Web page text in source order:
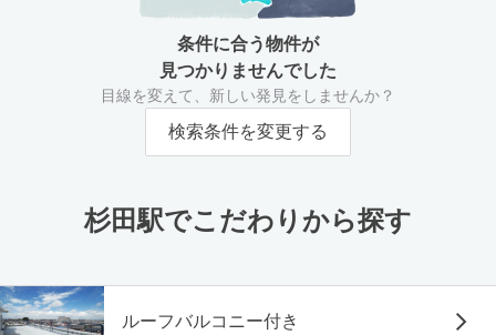
条件に合う物件が
見つかりませんでした
目線を変えて、新しい発見をしませんか？
検索条件を変更する
杉田駅でこだわりから探す
ルーフバルコニー付き